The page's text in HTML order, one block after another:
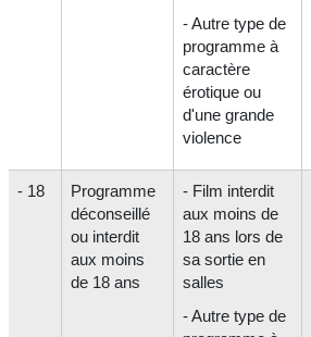
- Autre type de
programme à
caractère
érotique ou
d'une grande
violence
- 18
Programme
déconseillé
ou interdit
aux moins
de 18 ans
- Film interdit
aux moins de
18 ans lors de
sa sortie en
salles
- Autre type de